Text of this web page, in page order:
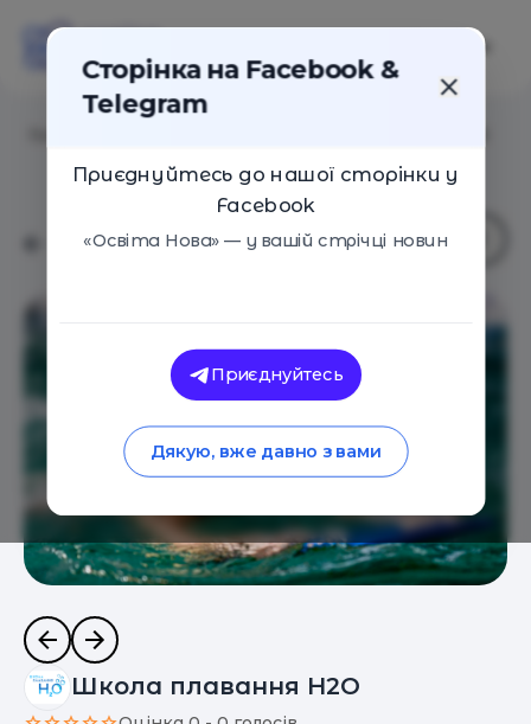
Школа плавання H2O
Сторінка на Facebook &
Telegram
Приєднуйтесь до нашої сторінки у
Facebook
«Освіта Нова» — у вашій стрічці новин
Приєднуйтесь
Дякую, вже давно з вами